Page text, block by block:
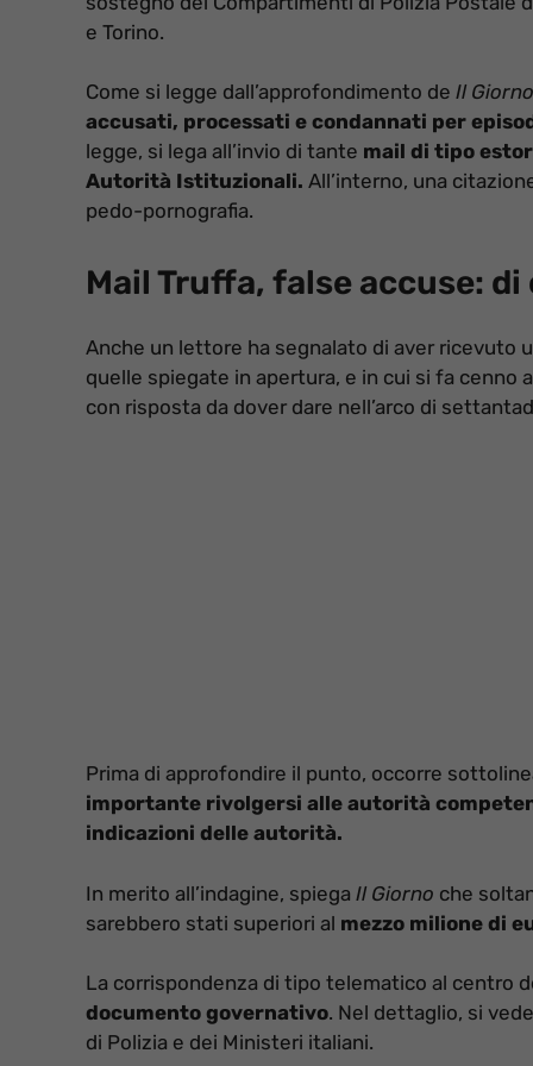
e Torino.
Come si legge dall’approfondimento de Il Giorno
accusati, processati e condannati per
legge, si lega all’invio di tante mail di tipo
Autorità Istituzionali. All’interno, una
pedo-pornografia.
Mail Truffa, false accuse:
Anche un lettore ha segnalato di aver ricevuto
quelle spiegate in apertura, e in cui si fa cenno
con risposta da dover dare nell’arco di
Prima di approfondire il punto, occorre
importante rivolgersi alle autorità
indicazioni delle autorità.
In merito all’indagine, spiega Il Giorno che
sarebbero stati superiori al mezzo milione di
La corrispondenza di tipo telematico al centro
documento governativo. Nel dettaglio, si
di Polizia e dei Ministeri italiani.